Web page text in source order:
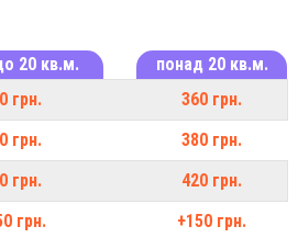
20 кв.м.
понад 20 кв.м.
грн.
360 грн.
грн.
380 грн.
грн.
420 грн.
грн. +150 грн.